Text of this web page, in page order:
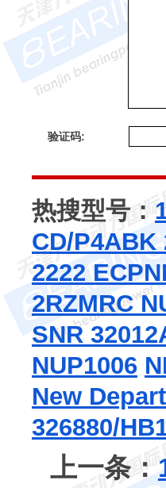
验证码:
热搜型号：
CD/P4ABK
2222 ECP
2RZMRC
SNR
NUP1006
New
326880/
上一条：